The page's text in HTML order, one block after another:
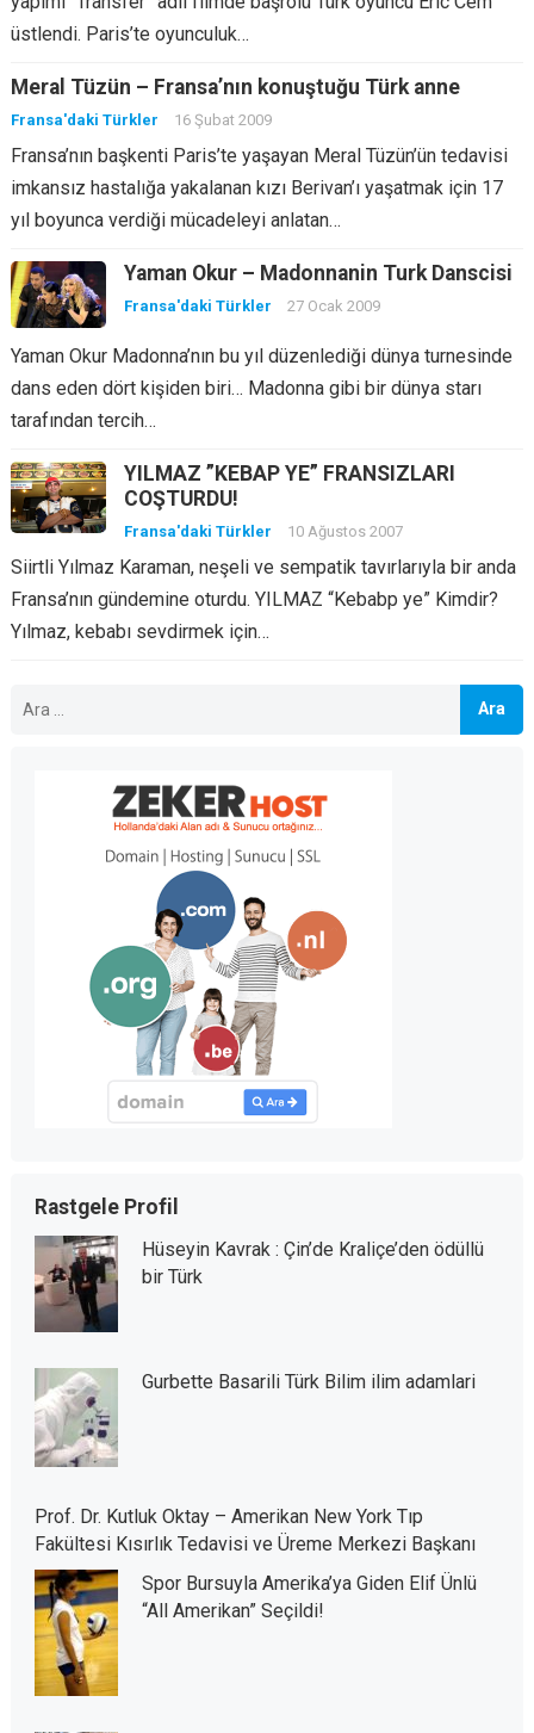
üstlendi. Paris’te oyunculuk…
Meral Tüzün – Fransa’nın konuştuğu Türk anne
Fransa'daki Türkler 16 Şubat 2009
Fransa’nın başkenti Paris’te yaşayan Meral Tüzün’ün tedavisi
imkansız hastalığa yakalanan kızı Berivan’ı yaşatmak için 17
yıl boyunca verdiği mücadeleyi anlatan…
Yaman Okur – Madonnanin Turk Danscisi
Fransa'daki Türkler 27 Ocak 2009
Yaman Okur Madonna’nın bu yıl düzenlediği dünya turnesinde
dans eden dört kişiden biri… Madonna gibi bir dünya starı
tarafından tercih…
YILMAZ ”KEBAP YE” FRANSIZLARI
COŞTURDU!
Fransa'daki Türkler 10 Ağustos 2007
Siirtli Yılmaz Karaman, neşeli ve sempatik tavırlarıyla bir anda
Fransa’nın gündemine oturdu. YILMAZ “Kebabp ye” Kimdir?
Yılmaz, kebabı sevdirmek için…
Rastgele Profil
Hüseyin Kavrak : Çin’de Kraliçe’den ödüllü
bir Türk
Gurbette Basarili Türk Bilim ilim adamlari
Prof. Dr. Kutluk Oktay – Amerikan New York Tıp
Fakültesi Kısırlık Tedavisi ve Üreme Merkezi Başkanı
Spor Bursuyla Amerika’ya Giden Elif Ünlü
“All Amerikan” Seçildi!